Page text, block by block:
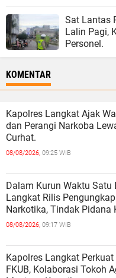
Sat Lantas
Lalin Pagi,
Personel.
KOMENTAR
Kapolres Langkat Ajak
dan Perangi Narkoba
Curhat.
08/08/2026, 09:25 WIB
Dalam Kurun Waktu Satu
Langkat Rilis
Narkotika, Tindak Pidana
Kekerasan Seksual
08/08/2026, 09:17 WIB
Kapolres Langkat
FKUB, Kolaborasi Tokoh